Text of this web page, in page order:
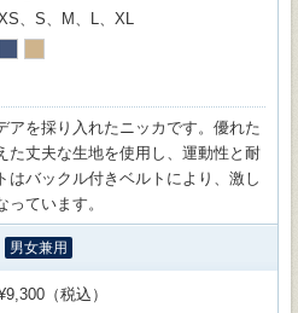
、S、M、L、XL
アを採り入れたニッカです。優れた
た丈夫な生地を使用し、運動性と耐
はバックル付きベルトにより、激し
ています。
男女兼用
（税込）